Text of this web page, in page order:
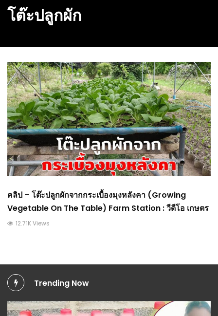
โต๊ะปลูกผัก
คลิป – โต๊ะปลูกผักจากกระเบื้องมุงหลังคา (Growing
Vegetable On The Table) Farm Station : วีดีโอ เกษตร
12.71K Views
Trending Now